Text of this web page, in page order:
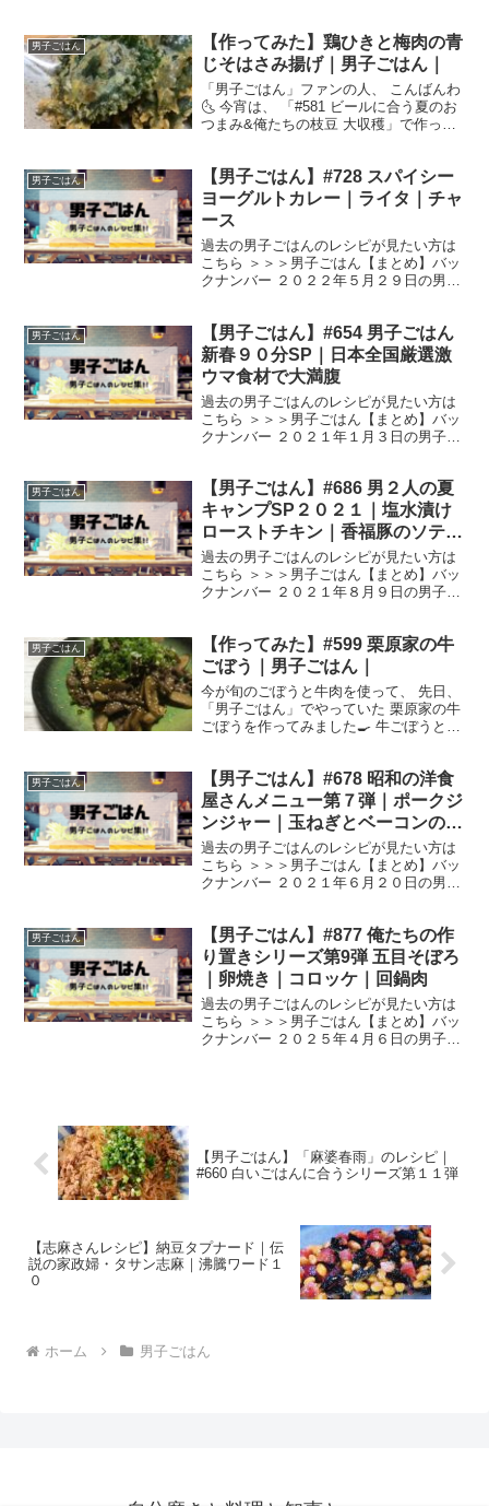
ゾット 栗原家直伝濃厚チョコレートプリ
ン 【広...
男子ごはん
【作ってみた】鶏ひきと梅肉の青
じそはさみ揚げ｜男子ごはん｜
「男子ごはん」ファンの人、 こんばんわ
🌜 今宵は、 「#581 ビールに合う夏のお
つまみ&俺たちの枝豆 大収穫」で作って
物って、手間なイメージで、あまり作ら
ない...
男子ごはん
【男子ごはん】#728 スパイシー
ヨーグルトカレー｜ライタ｜チャ
ース
過去の男子ごはんのレシピが見たい方は
こちら ＞＞＞男子ごはん【まとめ】バッ
クナンバー ２０２２年５月２９日の男子
タ インドのヨーグルトドリンクチャース
スパイシーヨ...
男子ごはん
【男子ごはん】#654 男子ごはん
新春９０分SP｜日本全国厳選激
ウマ食材で大満腹
過去の男子ごはんのレシピが見たい方は
こちら ＞＞＞男子ごはん【まとめ】バッ
クナンバー ２０２１年１月３日の男子ご
と味一ねぎを使った ねぎシャモ鍋＆シャ
モ南蛮そば ...
男子ごはん
【男子ごはん】#686 男２人の夏
キャンプSP２０２１｜塩水漬け
ローストチキン｜香福豚のソテー
ブルーベリーソース｜とうもろこ
しの炊き込みごはん｜みたらし団
子豚バラ巻き｜しのごのアヒージ
過去の男子ごはんのレシピが見たい方は
こちら ＞＞＞男子ごはん【まとめ】バッ
クナンバー ２０２１年８月９日の男子ご
レジャーフォレスト内）に訪れて、 キャ
ンプ定番の調理...
男子ごはん
【作ってみた】#599 栗原家の牛
ごぼう｜男子ごはん｜
今が旬のごぼうと牛肉を使って、 先日、
「男子ごはん」でやっていた 栗原家の牛
ごぼうを作ってみました🍳 牛ごぼうと
置いてあったそうです🐮 牛肉とごぼうを
甘辛くって、 想像...
男子ごはん
【男子ごはん】#678 昭和の洋食
屋さんメニュー第７弾｜ポークジ
ンジャー｜玉ねぎとベーコンのコ
ンソメスープ
過去の男子ごはんのレシピが見たい方は
こちら ＞＞＞男子ごはん【まとめ】バッ
クナンバー ２０２１年６月２０日の男子
ー （出典：） 材料 豚肩ロース肉（６
枚）、塩（小...
男子ごはん
【男子ごはん】#877 俺たちの作
り置きシリーズ第9弾 五目そぼろ
｜卵焼き｜コロッケ｜回鍋肉
過去の男子ごはんのレシピが見たい方は
こちら ＞＞＞男子ごはん【まとめ】バッ
クナンバー ２０２５年４月６日の男子ご
【男子ごはん】「麻婆春雨」のレシピ｜
#660 白いごはんに合うシリーズ第１１弾
【志麻さんレシピ】納豆タプナード｜伝
説の家政婦・タサン志麻｜沸騰ワード１
０
ホーム 男子ごはん